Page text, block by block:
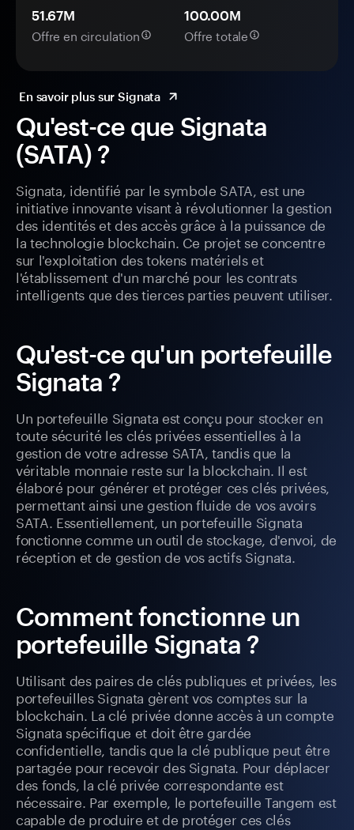
Qu'est-ce que Signata
(SATA) ?
Signata, identifié par le symbole SATA, est une
initiative innovante visant à révolutionner la gestion
des identités et des accès grâce à la puissance de
la technologie blockchain. Ce projet se concentre
sur l'exploitation des tokens matériels et
l'établissement d'un marché pour les contrats
intelligents que des tierces parties peuvent utiliser.
Qu'est-ce qu'un portefeuille
Signata ?
Un portefeuille Signata est conçu pour stocker en
toute sécurité les clés privées essentielles à la
gestion de votre adresse SATA, tandis que la
véritable monnaie reste sur la blockchain. Il est
élaboré pour générer et protéger ces clés privées,
permettant ainsi une gestion fluide de vos avoirs
SATA. Essentiellement, un portefeuille Signata
fonctionne comme un outil de stockage, d'envoi, de
réception et de gestion de vos actifs Signata.
Comment fonctionne un
portefeuille Signata ?
Utilisant des paires de clés publiques et privées, les
portefeuilles Signata gèrent vos comptes sur la
blockchain. La clé privée donne accès à un compte
Signata spécifique et doit être gardée
confidentielle, tandis que la clé publique peut être
partagée pour recevoir des Signata. Pour déplacer
des fonds, la clé privée correspondante est
nécessaire. Par exemple, le portefeuille Tangem est
capable de produire et de protéger ces clés
51.67M
Offre en circulation
100.00M
Offre totale
En savoir plus sur Signata